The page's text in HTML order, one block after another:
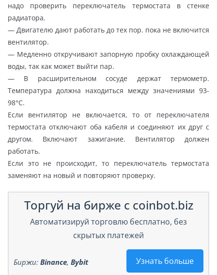
надо проверить переключатель термостата в стенке
радиатора.
— Двигателю дают работать до тех пор. пока не включится
вентилятор.
— Медленно откручивают запорную пробку охлаждающей
воды, так как может выйти пар.
— В расширительном сосуде держат термометр.
Температура должна находиться между значениями 93-
98°С.
Если вентилятор не включается, то от переключателя
термостата отключают оба кабеля и соединяют их друг с
другом. Включают зажигание. Вентилятор должен
работать.
Если это не происходит, то переключатель термостата
заменяют на новый и повторяют проверку.
Торгуй на бирже с coinbot.biz
Автоматизируй торговлю бесплатно, без
скрытых платежей
Узнать больше
Биржи: Binance, Bybit